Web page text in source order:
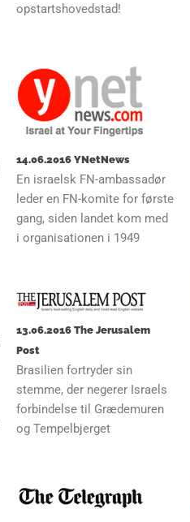
opstartshovedstad!
14.06.2016 YNetNews
En israelsk FN-ambassadør
leder en FN-komite for første
gang, siden landet kom med
i organisationen i 1949
13.06.2016 The Jerusalem
Post
Brasilien fortryder sin
stemme, der negerer Israels
forbindelse til Grædemuren
og Tempelbjerget